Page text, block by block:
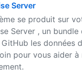
Server
se produit sur
Server , un
les données
pour vous aider à